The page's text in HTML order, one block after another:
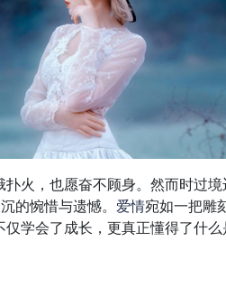
火，也愿奋不顾身。然而时过
的惋惜与遗憾。 爱情宛如一把雕
学会了成长，更真正懂得了什么